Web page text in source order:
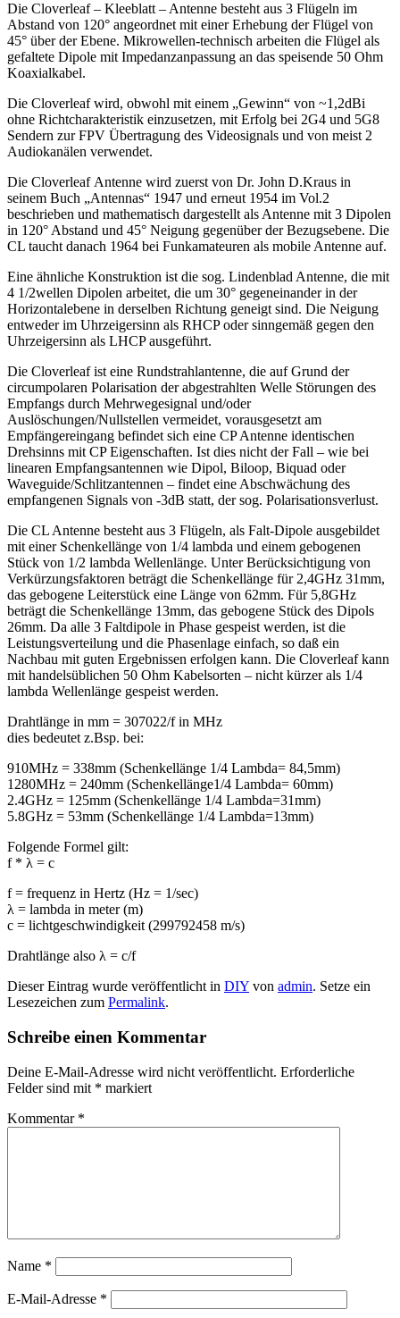
Die Cloverleaf – Kleeblatt – Antenne besteht aus 3 Flügeln im
Abstand von 120° angeordnet mit einer Erhebung der Flügel von
45° über der Ebene. Mikrowellen-technisch arbeiten die Flügel als
gefaltete Dipole mit Impedanzanpassung an das speisende 50 Ohm
Koaxialkabel.
Die Cloverleaf wird, obwohl mit einem „Gewinn“ von ~1,2dBi
ohne Richtcharakteristik einzusetzen, mit Erfolg bei 2G4 und 5G8
Sendern zur FPV Übertragung des Videosignals und von meist 2
Audiokanälen verwendet.
Die Cloverleaf Antenne wird zuerst von Dr. John D.Kraus in
seinem Buch „Antennas“ 1947 und erneut 1954 im Vol.2
beschrieben und mathematisch dargestellt als Antenne mit 3 Dipolen
in 120° Abstand und 45° Neigung gegenüber der Bezugsebene. Die
CL taucht danach 1964 bei Funkamateuren als mobile Antenne auf.
Eine ähnliche Konstruktion ist die sog. Lindenblad Antenne, die mit
4 1/2wellen Dipolen arbeitet, die um 30° gegeneinander in der
Horizontalebene in derselben Richtung geneigt sind. Die Neigung
entweder im Uhrzeigersinn als RHCP oder sinngemäß gegen den
Uhrzeigersinn als LHCP ausgeführt.
Die Cloverleaf ist eine Rundstrahlantenne, die auf Grund der
circumpolaren Polarisation der abgestrahlten Welle Störungen des
Empfangs durch Mehrwegesignal und/oder
Auslöschungen/Nullstellen vermeidet, vorausgesetzt am
Empfängereingang befindet sich eine CP Antenne identischen
Drehsinns mit CP Eigenschaften. Ist dies nicht der Fall – wie bei
linearen Empfangsantennen wie Dipol, Biloop, Biquad oder
Waveguide/Schlitzantennen – findet eine Abschwächung des
empfangenen Signals von -3dB statt, der sog. Polarisationsverlust.
Die CL Antenne besteht aus 3 Flügeln, als Falt-Dipole ausgebildet
mit einer Schenkellänge von 1/4 lambda und einem gebogenen
Stück von 1/2 lambda Wellenlänge. Unter Berücksichtigung von
Verkürzungsfaktoren beträgt die Schenkellänge für 2,4GHz 31mm,
das gebogene Leiterstück eine Länge von 62mm. Für 5,8GHz
beträgt die Schenkellänge 13mm, das gebogene Stück des Dipols
26mm. Da alle 3 Faltdipole in Phase gespeist werden, ist die
Leistungsverteilung und die Phasenlage einfach, so daß ein
Nachbau mit guten Ergebnissen erfolgen kann. Die Cloverleaf kann
mit handelsüblichen 50 Ohm Kabelsorten – nicht kürzer als 1/4
lambda Wellenlänge gespeist werden.
Drahtlänge in mm = 307022/f in MHz
dies bedeutet z.Bsp. bei:
910MHz = 338mm (Schenkellänge 1/4 Lambda= 84,5mm)
1280MHz = 240mm (Schenkellänge1/4 Lambda= 60mm)
2.4GHz = 125mm (Schenkellänge 1/4 Lambda=31mm)
5.8GHz = 53mm (Schenkellänge 1/4 Lambda=13mm)
Folgende Formel gilt:
f * λ = c
f = frequenz in Hertz (Hz = 1/sec)
λ = lambda in meter (m)
c = lichtgeschwindigkeit (299792458 m/s)
Drahtlänge also λ = c/f
Dieser Eintrag wurde veröffentlicht in DIY von admin. Setze ein
Lesezeichen zum Permalink.
Schreibe einen Kommentar
Deine E-Mail-Adresse wird nicht veröffentlicht. Erforderliche
Felder sind mit * markiert
Kommentar *
Name *
E-Mail-Adresse *